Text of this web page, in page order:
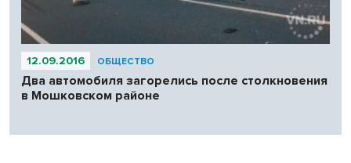
12.09.2016 ОБЩЕСТВО
Два автомобиля загорелись после столкновения
в Мошковском районе